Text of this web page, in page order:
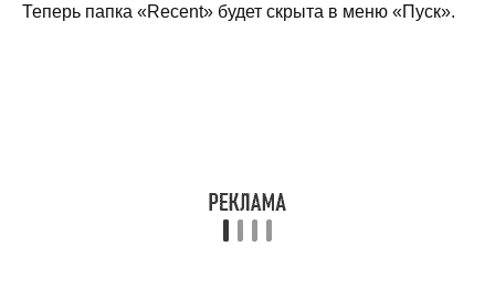
Теперь папка «Recent» будет скрыта в меню «Пуск».